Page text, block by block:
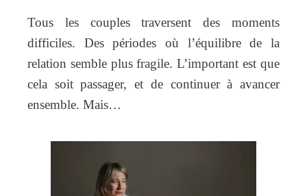
Tous les couples traversent des moments
difficiles. Des périodes où l’équilibre de la
relation semble plus fragile. L’important est que
cela soit passager, et de continuer à avancer
ensemble. Mais…